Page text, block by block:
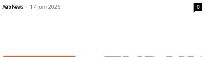
Aero News - 17 juin 2026 0